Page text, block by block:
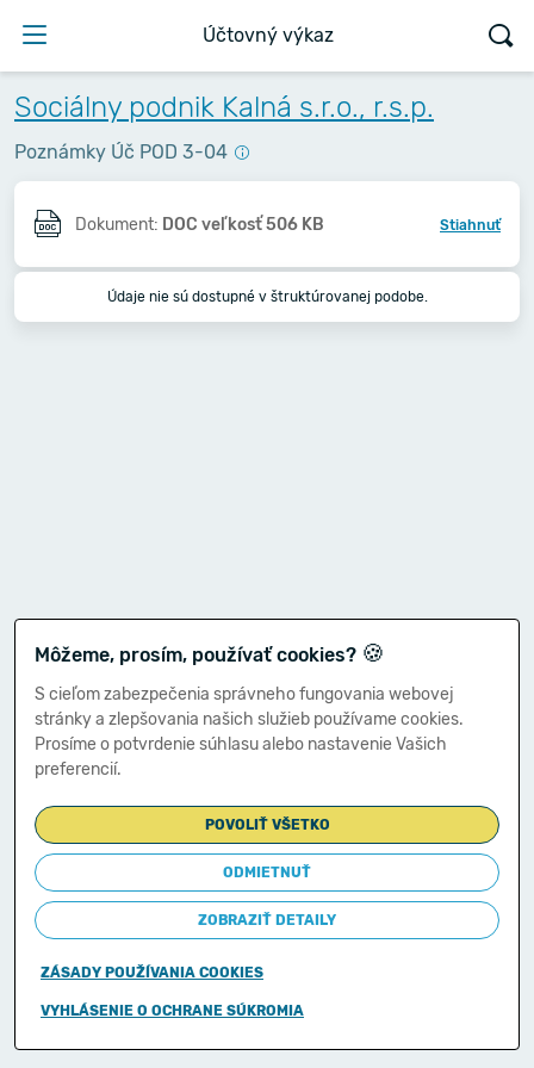
Účtovný výkaz
Sociálny podnik Kalná s.r.o., r.s.p.
Poznámky Úč POD 3-04
Dokument: DOC veľkosť 506 KB Stiahnuť
Údaje nie sú dostupné v štruktúrovanej podobe.
Môžeme, prosím, používať cookies? 🍪
S cieľom zabezpečenia správneho fungovania webovej
stránky a zlepšovania našich služieb používame cookies.
Prosíme o potvrdenie súhlasu alebo nastavenie Vašich
preferencií.
POVOLIŤ VŠETKO
ODMIETNUŤ
ZOBRAZIŤ DETAILY
ZÁSADY POUŽÍVANIA COOKIES
VYHLÁSENIE O OCHRANE SÚKROMIA
Copyright © 2011-2026